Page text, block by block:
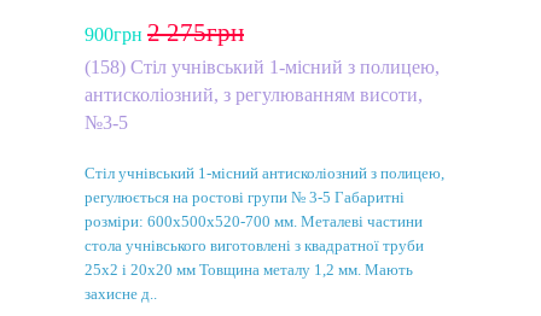
900грн 2 275грн
(158) Стіл учнівський 1-місний з полицею,
антисколіозний, з регулюванням висоти,
№3-5
Стіл учнівський 1-місний антисколіозний з полицею,
регулюється на ростові групи № 3-5 Габаритні
розміри: 600х500х520-700 мм. Металеві частини
стола учнівського виготовлені з квадратної труби
25х2 і 20х20 мм Товщина металу 1,2 мм. Мають
захисне д..